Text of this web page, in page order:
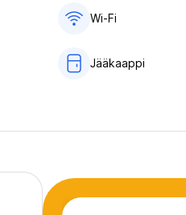
Wi-Fi
Jääkaappi